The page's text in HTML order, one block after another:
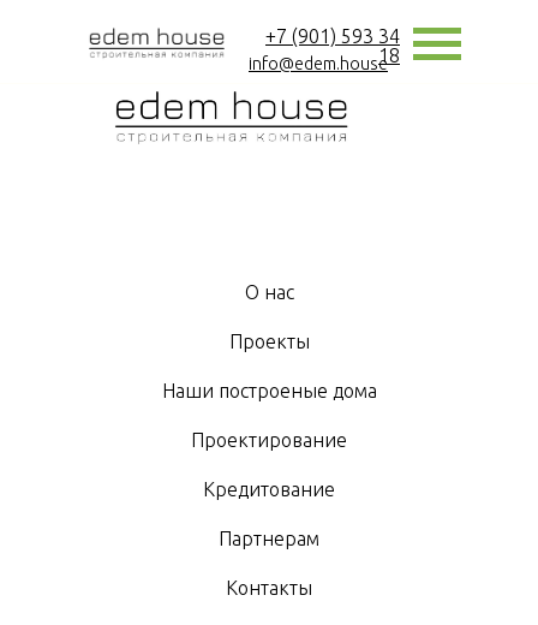
О нас
Проекты
Наши построеные дома
Проектирование
Кредитование
Партнерам
Контакты
+7 (901) 593 34
18
info@edem.house
+7 (901) 593 34
18
info@edem.house